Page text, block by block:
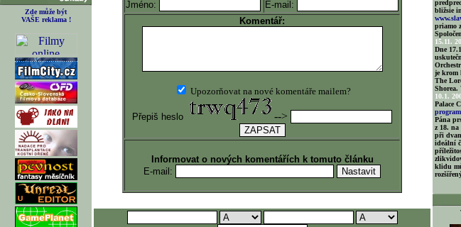
Zde může být
VAŠE reklama !
Jméno:
E-mail:
Komentář:
Upozorňovat na nové komentáře mailem?
Přepiš heslo -->
Informovat o nových komentářích k tomuto článku
E-mail:
bližsie
priamo
15.11.
Dne
je krom
The
Shorea.
10.1.
Palace
Pána
z 18. na
při
ideální
klidu